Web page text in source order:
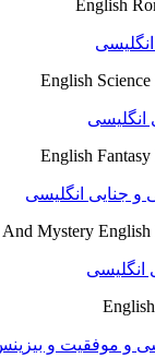
English
English
انگلیسی
English
و جنایی انگلیسی
And Mystery
انگلیسی
و موفقیت و